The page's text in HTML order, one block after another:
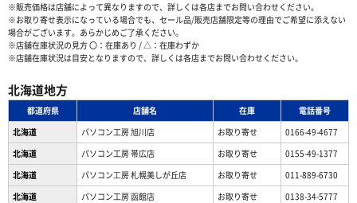
※販売価格は店舗によって異なりますので、詳しくは各店までお問い合わせください。
※お取り寄せ表示になっている場合でも、セール品/販売店舗限定等の理由でご希望に添えない
場合がございます。あらかじめご了承ください。
※店舗在庫状況の見方 〇：在庫あり / △：在庫わずか
※店舗在庫状況は目安となりますので、詳しくは各店までお問い合わせください。
北海道地方
都道府県 店舗名 在庫
電話番号
北海道
パソコン工房 旭川店 お取り寄せ
0166-49-4677
北海道
パソコン工房 帯広店 お取り寄せ
0155-49-1377
北海道
パソコン⼯房 札幌美しが丘店 お取り寄せ
011-889-6730
北海道
パソコン工房 函館店 お取り寄せ 0138-34-5777